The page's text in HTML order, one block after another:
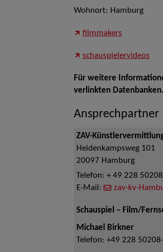
Wohnort: Hamburg
filmmakers
schauspielervideos
Für weitere
verlinkten Datenbanken.
Ansprechpartner
ZAV-
Heidenkampsweg 101
20097 Hamburg
Telefon: + 49 228
E-Mail:
zav-kv-
Schauspiel – Film/
Michael Birkner
Telefon: +49 228